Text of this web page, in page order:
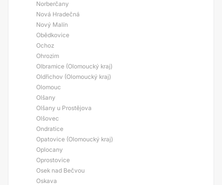
Norberčany
Nová Hradečná
Nový Malín
Obědkovice
Ochoz
Ohrozim
Olbramice (Olomoucký kraj)
Oldřichov (Olomoucký kraj)
Olomouc
Olšany
Olšany u Prostějova
Olšovec
Ondratice
Opatovice (Olomoucký kraj)
Oplocany
Oprostovice
Osek nad Bečvou
Oskava